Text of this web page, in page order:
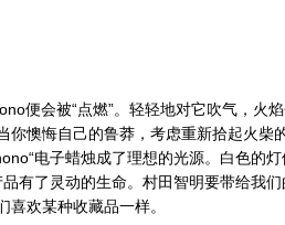
便会被“点燃”。轻轻地对它吹气，火
懊悔自己的鲁莽，考虑重新拾起火柴
电子蜡烛成了理想的光源。白色的
有了灵动的生命。村田智明要带给我
欢某种收藏品一样。